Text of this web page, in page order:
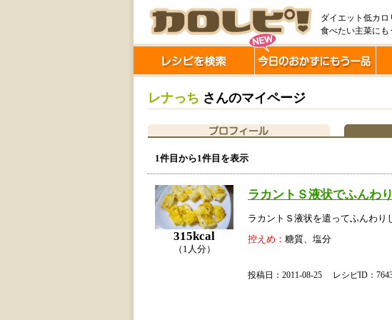
ダイエット低カロ
食べたい主菜にも
レナっち さんのマイページ
1件目から1件目を表示
315kcal
（1人分）
ラカントＳ液状でふんわ
ラカントＳ液状を遣ってふんわり
控えめ： 糖質、塩分
投稿日：2011-08-25 レシピID：